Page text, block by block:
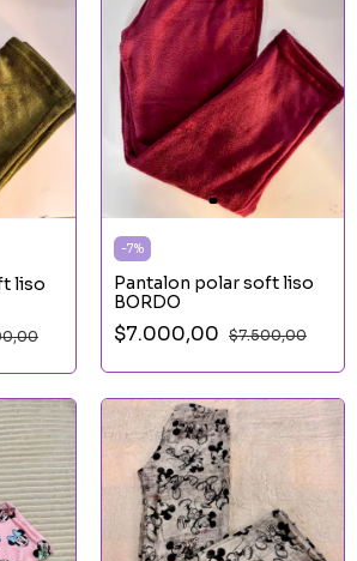
liso
-7%
Pantalon polar soft liso
BORDO
$7.000,00 $7.500,00